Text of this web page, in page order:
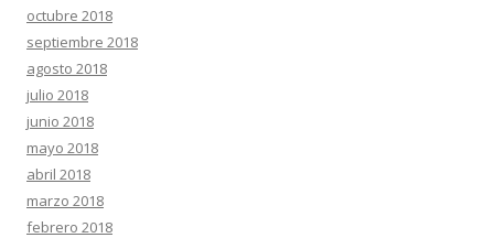
octubre 2018
septiembre 2018
agosto 2018
julio 2018
junio 2018
mayo 2018
abril 2018
marzo 2018
febrero 2018